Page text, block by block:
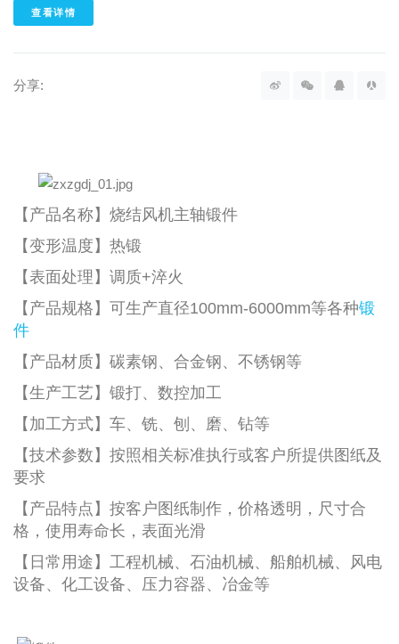
查看详情
分享:
【产品名称】 烧结风机主轴锻件
【变形温度】热锻
【表面处理】调质+淬火
【产品规格】可生产直径100mm-6000mm等各种锻
件
【产品材质】碳素钢、合金钢、不锈钢等
【生产工艺】锻打、数控加工
【加工方式】车、铣、刨、磨、钻等
【技术参数】按照相关标准执行或客户所提供图纸及
要求
【产品特点】按客户图纸制作，价格透明，尺寸合
格，使用寿命长，表面光滑
【 日常用途 】 工程机械、石油机械、船舶机械、风电
设备、化工设备、 压力容器、冶金等